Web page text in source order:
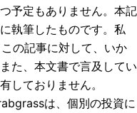
予定もありません。 本記
執筆したものです。私
の記事に対して、いか
た、本文書で言及してい
しておりません。
は、個別の投資に